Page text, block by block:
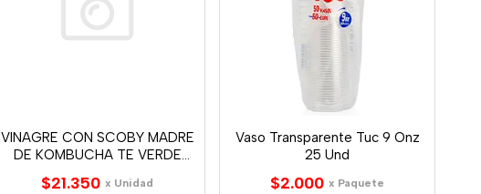
VINAGRE CON SCOBY MADRE
DE KOMBUCHA TE VERDE
$21.350 x Unidad
Vaso Transparente Tuc 9 Onz
25 Und
$2.000 x Paquete